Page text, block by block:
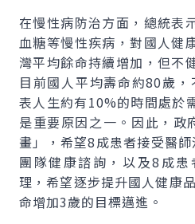
在慢性病防治方面，總統表
血糖等慢性疾病，對國人健
灣平均餘命持續增加，但不
目前國人平均壽命約80歲
表人生約有10%的時間處於
是重要原因之一。因此，政
畫」，希望8成患者接受醫
團隊健康諮詢，以及8成
理，希望逐步提升國人健康
命增加3歲的目標邁進。